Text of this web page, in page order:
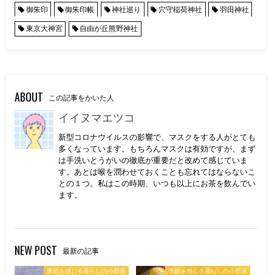
御朱印
御朱印帳 神社巡り 穴守稲荷神社 羽田神社
東京大神宮 自由が丘熊野神社
ABOUT この記事をかいた人
イイヌマエツコ
新型コロナウイルスの影響で、マスクをする人がとても
多くなっています。もちろんマスクは有効ですが、まず
は手洗いとうがいの徹底が重要だと改めて感じていま
す。あとは喉を潤わせておくことも忘れてはならないこ
との１つ。私はこの時期、いつも以上にお茶を飲んでい
ます。
NEW POST 最新の記事
季節を感じる暮らしの小部屋 季節を感じる暮らしの小部屋